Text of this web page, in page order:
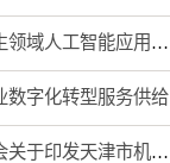
黑龙江：出台医疗卫生领域人工智能应用工作实施方案
数字化转型服务供给
天津市交通运输委员会关于印发天津市机动车驾驶员培训机构及教练员综合信用评价管理办法的通知